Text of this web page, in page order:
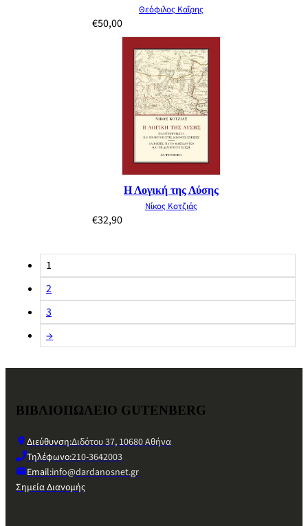
Θεόφιλος Καΐρης
€50,00
Η Λογική της Λύσης
Νίκος Κοτζιάς
€32,90
1
2
3
→
ΒΙΒΛΙΟΠΩΛΕΙΟ GUTENBERG
Διεύθυνση:Διδότου 37, 10680 Αθήνα
Τηλέφωνο:210-3642003
Email:info@dardanosnet.gr
Σημεία Διανομής